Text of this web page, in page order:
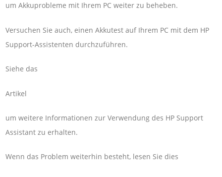
um Akkuprobleme mit Ihrem PC weiter zu beheben.
Versuchen Sie auch, einen Akkutest auf Ihrem PC mit dem HP
Support-Assistenten durchzuführen.
Siehe das
Artikel
um weitere Informationen zur Verwendung des HP Support
Assistant zu erhalten.
Wenn das Problem weiterhin besteht, lesen Sie dies